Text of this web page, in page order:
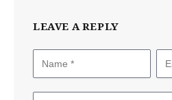
LEAVE A REPLY